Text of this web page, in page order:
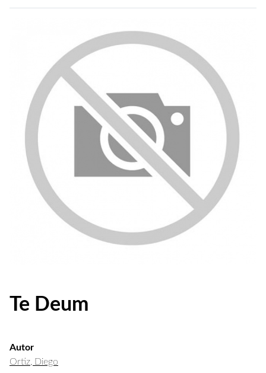
Te Deum
Autor
Ortiz, Diego